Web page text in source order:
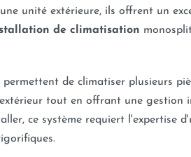
unité extérieure, ils offrent un
de climatisation
de climatiser plusieurs
tout en offrant une gestion
ce système requiert l'expertise